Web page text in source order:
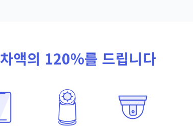
차액의 120%를 드립니다